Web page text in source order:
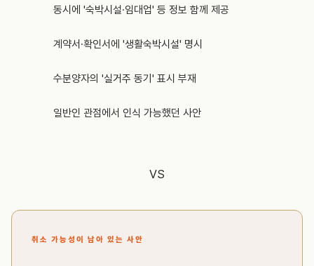
동시에 '숙박시설·임대업' 등 정보 함께 제공
계약서·확인서에 '생활숙박시설' 명시
수분양자의 '실거주 동기' 표시 부재
일반인 관점에서 인식 가능했던 사안
VS
취소 가능성이 남아 있는 사안